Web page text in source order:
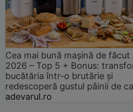
Cea mai bună mașină de făcut
2026 – Top 5 + Bonus:
bucătăria într-o brutărie și
redescoperă gustul pâinii de
adevarul.ro